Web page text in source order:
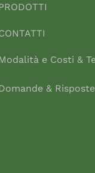
e Costi &
& Risposte